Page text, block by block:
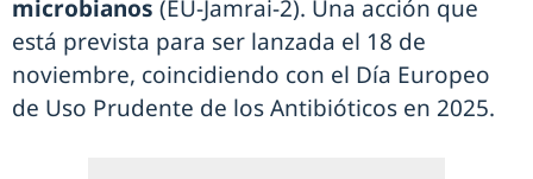
microbianos (EU-Jamrai-2). Una acción que
está prevista para ser lanzada el 18 de
noviembre, coincidiendo con el Día Europeo
de Uso Prudente de los Antibióticos en 2025.